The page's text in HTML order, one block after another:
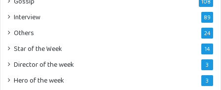
Interview 89
Others 24
Star of the Week 14
Director of the week 3
Hero of the week 3